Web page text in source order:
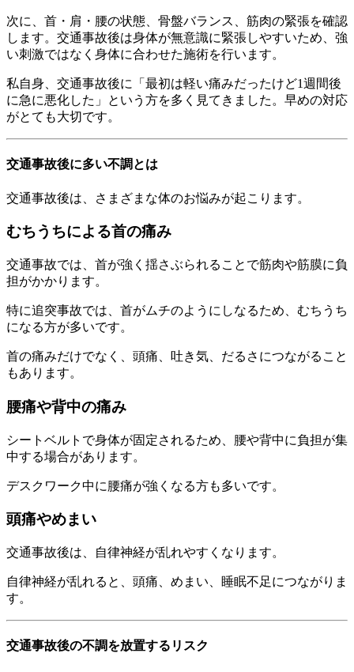
次に、首・肩・腰の状態、骨盤バランス、筋肉の緊張を確認
します。交通事故後は身体が無意識に緊張しやすいため、強
い刺激ではなく身体に合わせた施術を行います。
私自身、交通事故後に「最初は軽い痛みだったけど1週間後
に急に悪化した」という方を多く見てきました。早めの対応
がとても大切です。
交通事故後に多い不調とは
交通事故後は、さまざまな体のお悩みが起こります。
むちうちによる首の痛み
交通事故では、首が強く揺さぶられることで筋肉や筋膜に負
担がかかります。
特に追突事故では、首がムチのようにしなるため、むちうち
になる方が多いです。
首の痛みだけでなく、頭痛、吐き気、だるさにつながること
もあります。
腰痛や背中の痛み
シートベルトで身体が固定されるため、腰や背中に負担が集
中する場合があります。
デスクワーク中に腰痛が強くなる方も多いです。
頭痛やめまい
交通事故後は、自律神経が乱れやすくなります。
自律神経が乱れると、頭痛、めまい、睡眠不足につながりま
す。
交通事故後の不調を放置するリスク